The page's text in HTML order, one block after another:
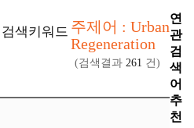
검색키워드 주제어 : Urban
Regeneration
(검색결과 261 건)
연
관
검
색
어
추
천